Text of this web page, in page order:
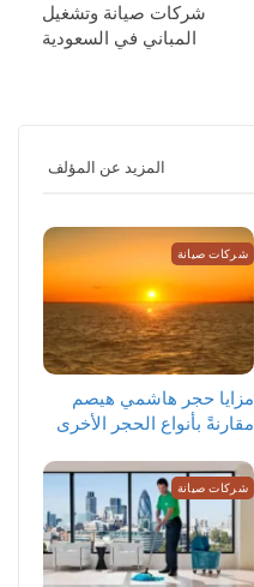
شركات صيانة وتشغيل
المباني في السعودية
المزيد عن المؤلف
شركات صيانة
مزايا حجر هاشمي هيصم
مقارنةً بأنواع الحجر الأخرى
شركات صيانة